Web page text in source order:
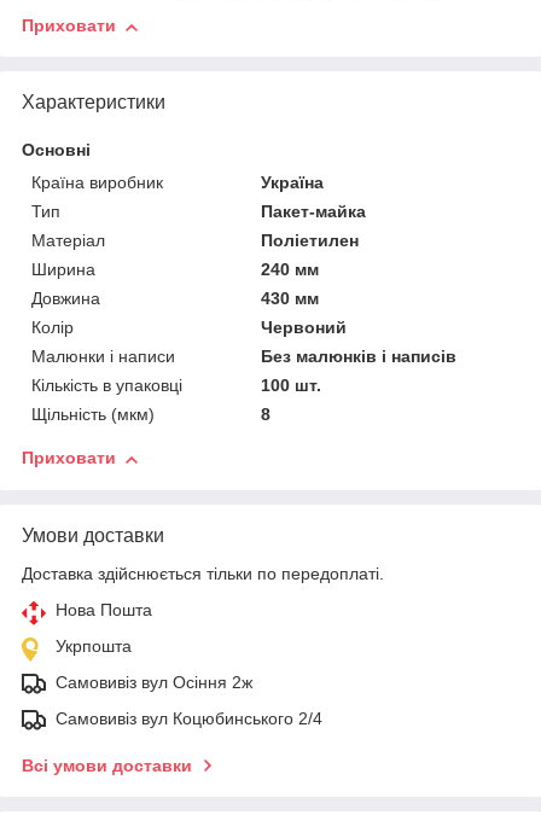
Приховати
Характеристики
Основні
Країна виробник
Україна
Тип
Пакет-майка
Матеріал
Поліетилен
Ширина
240 мм
Довжина
430 мм
Колір
Червоний
Малюнки і написи
Без малюнків і написів
Кількість в упаковці
100 шт.
Щільність (мкм)
8
Приховати
Умови доставки
Доставка здійснюється тільки по передоплаті.
Нова Пошта
Укрпошта
Самовивіз вул Осіння 2ж
Самовивіз вул Коцюбинського 2/4
Всі умови доставки